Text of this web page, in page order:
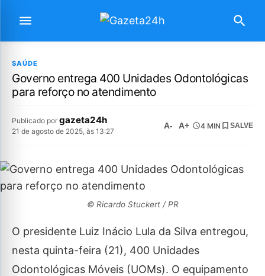
SAÚDE
Governo entrega 400 Unidades Odontológicas
para reforço no atendimento
Publicado por gazeta24h
21 de agosto de 2025, às 13:27
A- A+ 4 MIN SALVE
© Ricardo Stuckert / PR
O presidente Luiz Inácio Lula da Silva entregou,
nesta quinta-feira (21), 400 Unidades
Odontológicas Móveis (UOMs). O equipamento